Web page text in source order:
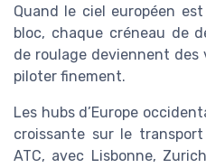
Quand le ciel européen
bloc, chaque créneau de
de roulage deviennent des
piloter finement.
Les hubs d’Europe
croissante sur le
ATC, avec Lisbonne,